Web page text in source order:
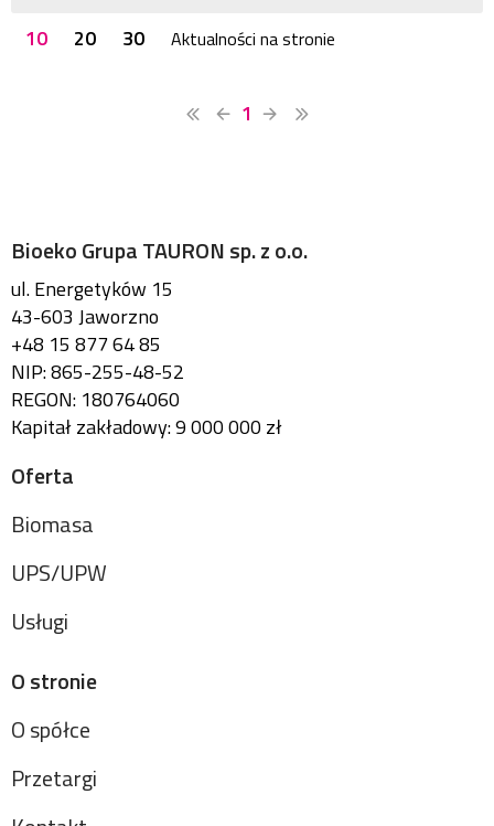
10
20 30 Aktualności na stronie
1
Bioeko Grupa TAURON sp. z o.o.
ul. Energetyków 15
43-603 Jaworzno
+48 15 877 64 85
NIP: 865-255-48-52
REGON: 180764060
Kapitał zakładowy: 9 000 000 zł
Oferta
Biomasa
UPS/UPW
Usługi
O stronie
O spółce
Przetargi